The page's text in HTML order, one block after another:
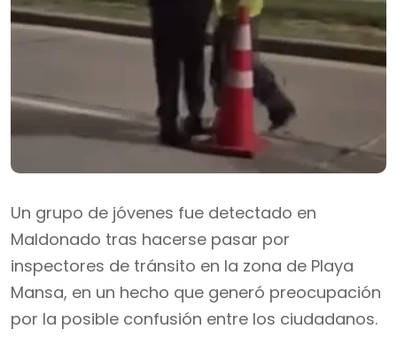
Un grupo de jóvenes fue detectado en
Maldonado tras hacerse pasar por
inspectores de tránsito en la zona de Playa
Mansa, en un hecho que generó preocupación
por la posible confusión entre los ciudadanos.